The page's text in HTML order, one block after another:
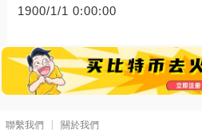
1900/1/1 0:00:00
聯繫我們 關於我們